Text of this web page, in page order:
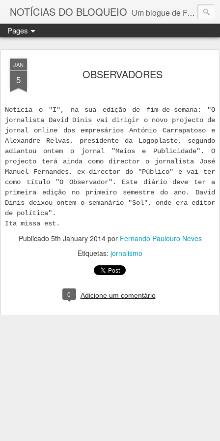
NOTÍCIAS DO BLOQUEIO Um blogue de Fernando Paulouro Neves
Pages
JAN
5 OBSERVADORES
Noticia o "I", na sua edição de fim-de-semana: "O
jornalista David Dinis vai dirigir o novo projecto de
jornal online dos empresários António Carrapatoso e
Alexandre Relvas, presidente da Logoplaste, segundo
adiantou ontem o jornal "Meios e Publicidade". O
projecto terá ainda como director o jornalista José
Manuel Fernandes, ex-director do "Público" e vai ter
como título "O Observador". Este diário deve ter a
primeira edição no primeiro semestre do ano. David
Dinis deixou ontem o semanário "Sol", onde era editor
de política".
Ita missa est.
Publicado 5th January 2014por Fernando Paulouro Neves
Etiquetas: jornalismo
0 Adicione um comentário